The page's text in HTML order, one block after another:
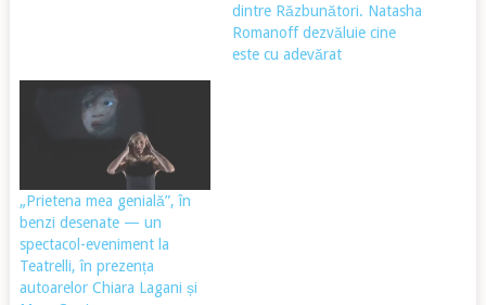
dintre Răzbunători. Natasha
Romanoff dezvăluie cine
este cu adevărat
„Prietena mea genială”, în
benzi desenate — un
spectacol-eveniment la
Teatrelli, în prezența
autoarelor Chiara Lagani și